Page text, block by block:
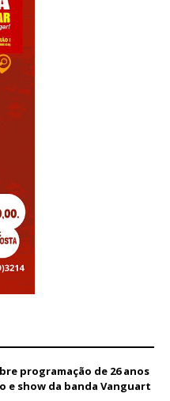
programação de 26 anos
e show da banda Vanguart